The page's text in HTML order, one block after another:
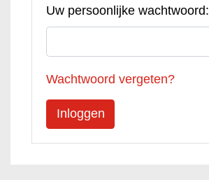
Uw persoonlijke wachtwoord:
Wachtwoord vergeten?